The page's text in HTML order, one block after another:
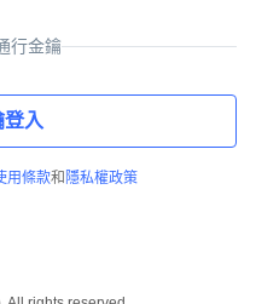
行金鑰
登入
用條款和 隱私權政策